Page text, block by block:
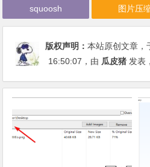
squoosh 图片压
版权声明：本站原创文章，
16:50:07 ，由 瓜皮猪 发表